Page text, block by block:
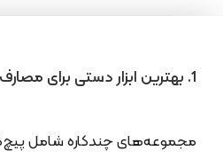
1. بهترین ابزار دستی برای مصارف خانگی چیست؟
مجموعه‌های چندکاره شامل